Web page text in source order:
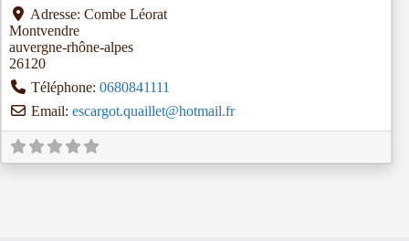
Adresse: Combe Léorat
Montvendre
auvergne-rhône-alpes
26120
Téléphone: 0680841111
Email: escargot.quaillet@hotmail.fr